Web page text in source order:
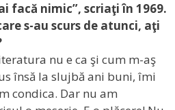
facă nimic”, scriaţi în 1969.
s-au scurs de atunci, aţi
nu e ca şi cum m-aş
însă la slujbă ani buni, îmi
condica. Dar nu am